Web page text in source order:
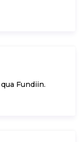
Fundiin.